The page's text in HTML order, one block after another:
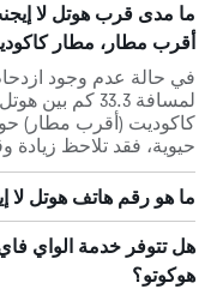
ما مدى قرب هوتل لا
أقرب مطار، مطار
في حالة عدم وجود
لمسافة 33.3 كم
حيوية، فقد تلاحظ
ما هو رقم هاتف هوتل لا
هل تتوفر خدمة الواي
هوكوتو؟